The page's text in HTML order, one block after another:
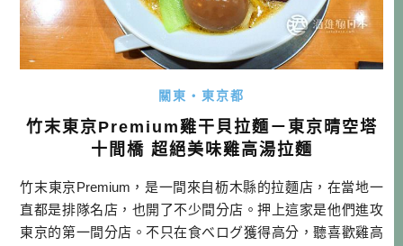
關東・東京都
竹末東京Premium雞干貝拉麵－東京晴空塔
十間橋 超絕美味雞高湯拉麵
竹末東京Premium，是一間來自枥木縣的拉麵店，在當地一
直都是排隊名店，也開了不少間分店。押上這家是他們進攻
東京的第一間分店。不只在食べログ獲得高分，聽喜歡雞高